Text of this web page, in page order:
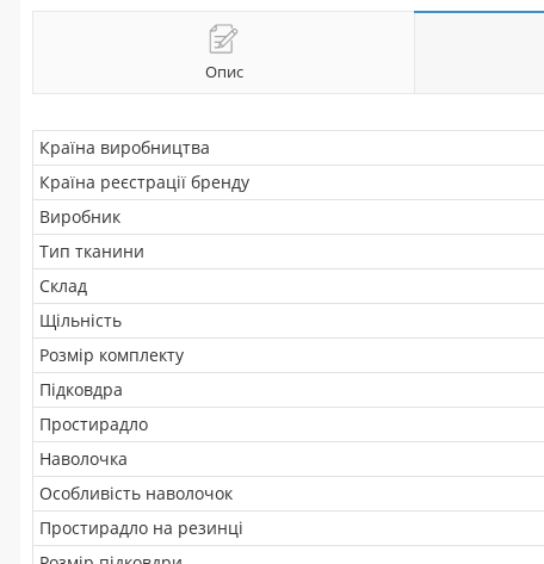
Опис
Країна виробництва
Країна реєстрації бренду
Виробник
Тип тканини
Склад
Щільність
Розмір комплекту
Підковдра
Простирадло
Наволочка
Особливість наволочок
Простирадло на резинці